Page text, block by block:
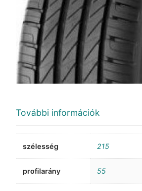
További információk
szélesség 215
profilarány 55